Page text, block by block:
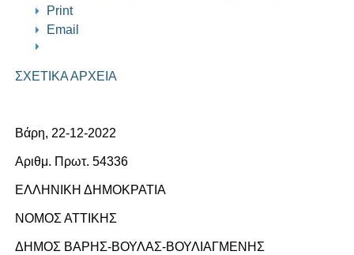
Print
Email
ΣΧΕΤΙΚΑ ΑΡΧΕΙΑ
Βάρη, 22-12-2022
Αριθμ. Πρωτ. 54336
ΕΛΛΗΝΙΚΗ ΔΗΜOΚΡΑΤΙΑ
ΝΟΜΟΣ ΑΤΤΙΚΗΣ
ΔΗΜΟΣ ΒΑΡΗΣ-ΒΟΥΛΑΣ-ΒΟΥΛΙΑΓΜΕΝΗΣ